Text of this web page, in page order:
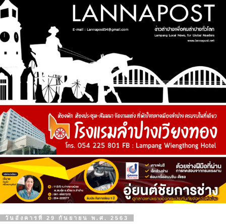
วันอังคารที่ 29 กันยายน พ.ศ. 2563